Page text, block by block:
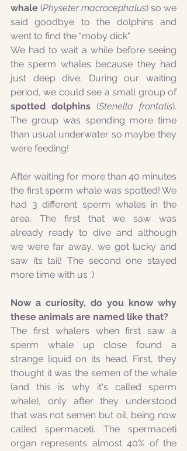
whale (Physeter macrocephalus) so we
said goodbye to the dolphins and
went to find the "moby dick".
We had to wait a while before seeing
the sperm whales because they had
just deep dive. During our waiting
period, we could see a small group of
spotted dolphins (Stenella frontalis).
The group was spending more time
than usual underwater so maybe they
were feeding!
After waiting for more than 40 minutes
the first sperm whale was spotted! We
had 3 different sperm whales in the
area. The first that we saw was
already ready to dive and although
we were far away, we got lucky and
saw its tail! The second one stayed
more time with us :)
Now a curiosity, do you know why
these animals are named like that?
The first whalers when first saw a
sperm whale up close found a
strange liquid on its head. First, they
thought it was the semen of the whale
(and this is why it's called sperm
whale), only after they understood
that was not semen but oil, being now
called spermaceti. The spermaceti
organ represents almost 40% of the